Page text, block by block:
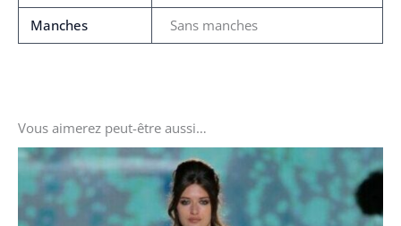
Manches
Sans manches
Vous aimerez peut-être aussi…
Le
prix
initial
était :
900 €.
Le
prix
actuel
est :
600 €.